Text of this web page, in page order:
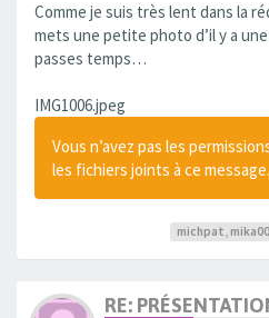
Comme je suis très lent dans la
mets une petite photo d’il y a
passes temps…
IMG1006.jpeg
Vous n’avez pas les
les fichiers joints à ce message.
michpat
RE: